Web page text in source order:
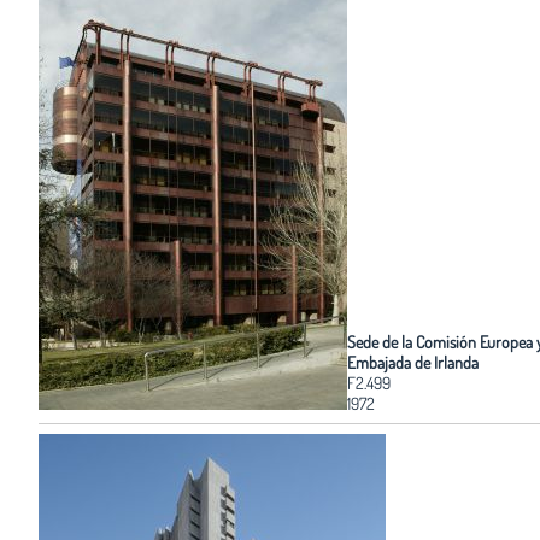
Sede de la Comisión Europea
Embajada de Irlanda
F2.499
1972